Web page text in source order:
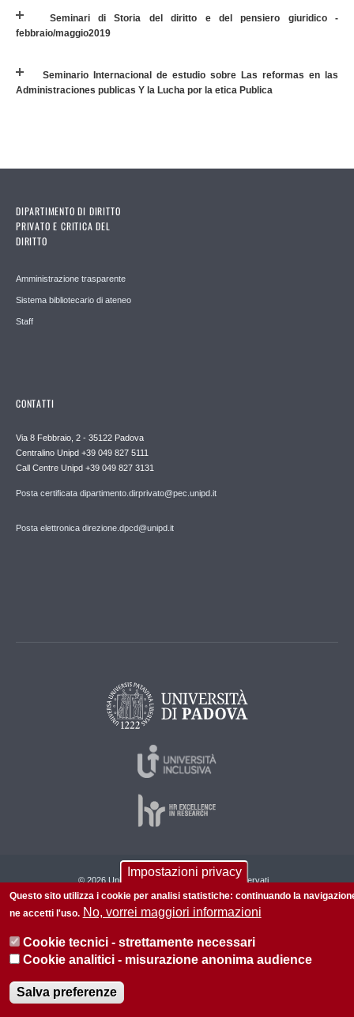
Seminari di Storia del diritto e del pensiero giuridico -
febbraio/maggio2019
Seminario Internacional de estudio sobre Las reformas en las
Administraciones publicas Y la Lucha por la etica Publica
DIPARTIMENTO DI DIRITTO
PRIVATO E CRITICA DEL
DIRITTO
Amministrazione trasparente
Sistema bibliotecario di ateneo
Staff
CONTATTI
Via 8 Febbraio, 2 - 35122 Padova
Centralino Unipd +39 049 827 5111
Call Centre Unipd +39 049 827 3131
Posta certificata dipartimento.dirprivato@pec.unipd.it
Posta elettronica direzione.dpcd@unipd.it
© 2026 Università di Padova - Tutti i diritti riservati
P.I. 00742430283 C.F. 80006480281
Impostazioni privacy
Questo sito utilizza i cookie per analisi statistiche: continuando la
ne accetti l'uso. No, vorrei maggiori informazioni
Cookie tecnici - strettamente necessari
Cookie analitici - misurazione anonima audience
Salva preferenze